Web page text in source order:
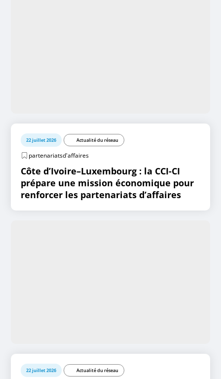
22 juillet 2026 Actualité du réseau
partenariatsd'affaires
Côte d’Ivoire–Luxembourg : la CCI-CI
prépare une mission économique pour
renforcer les partenariats d’affaires
22 juillet 2026 Actualité du réseau